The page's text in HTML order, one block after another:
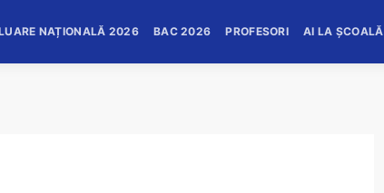
NAȚIONALĂ 2026 BAC 2026 PROFESORI AI LA ȘCOALĂ